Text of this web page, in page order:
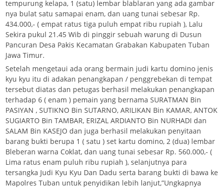
tempurung kelapa, 1 (satu) lembar blablaran yang ada gambar
nya bulat satu samapai enam, dan uang tunai sebesar Rp.
434.000,- ( empat ratus tiga puluh empat ribu rupiah ), Lalu
Sekira pukul 21.45 Wib di pinggir sebuah warung di Dusun
Pancuran Desa Pakis Kecamatan Grabakan Kabupaten Tuban
Jawa Timur.
Setelah mengetaui ada orang bermain judi kartu domino jenis
kyu kyu itu di adakan penangkapan / penggrebekan di tempat
tersebut diatas dan petugas berhasil melakukan penangkapan
terhadap 6 ( enam ) pemain yang bernama SURATMAN Bin
PASIYAN , SUTIKNO Bin SUTARNO, ARILIKAN Bin KAMAR, ANTOK
SUGIARTO Bin TAMBAR, ERIZAL ARDIANTO Bin NURHADI dan
SALAM Bin KASEJO dan juga berhasil melakukan penyitaan
barang bukti berupa 1 ( satu ) set kartu domino, 2 (dua) lembar
Bleberan warna Coklat, dan uang tunai sebesar Rp. 560.000,- (
Lima ratus enam puluh ribu rupiah ), selanjutnya para
tersangka Judi Kyu Kyu Dan Dadu serta barang bukti di bawa ke
Mapolres Tuban untuk penyidikan lebih lanjut,”Ungkapnya